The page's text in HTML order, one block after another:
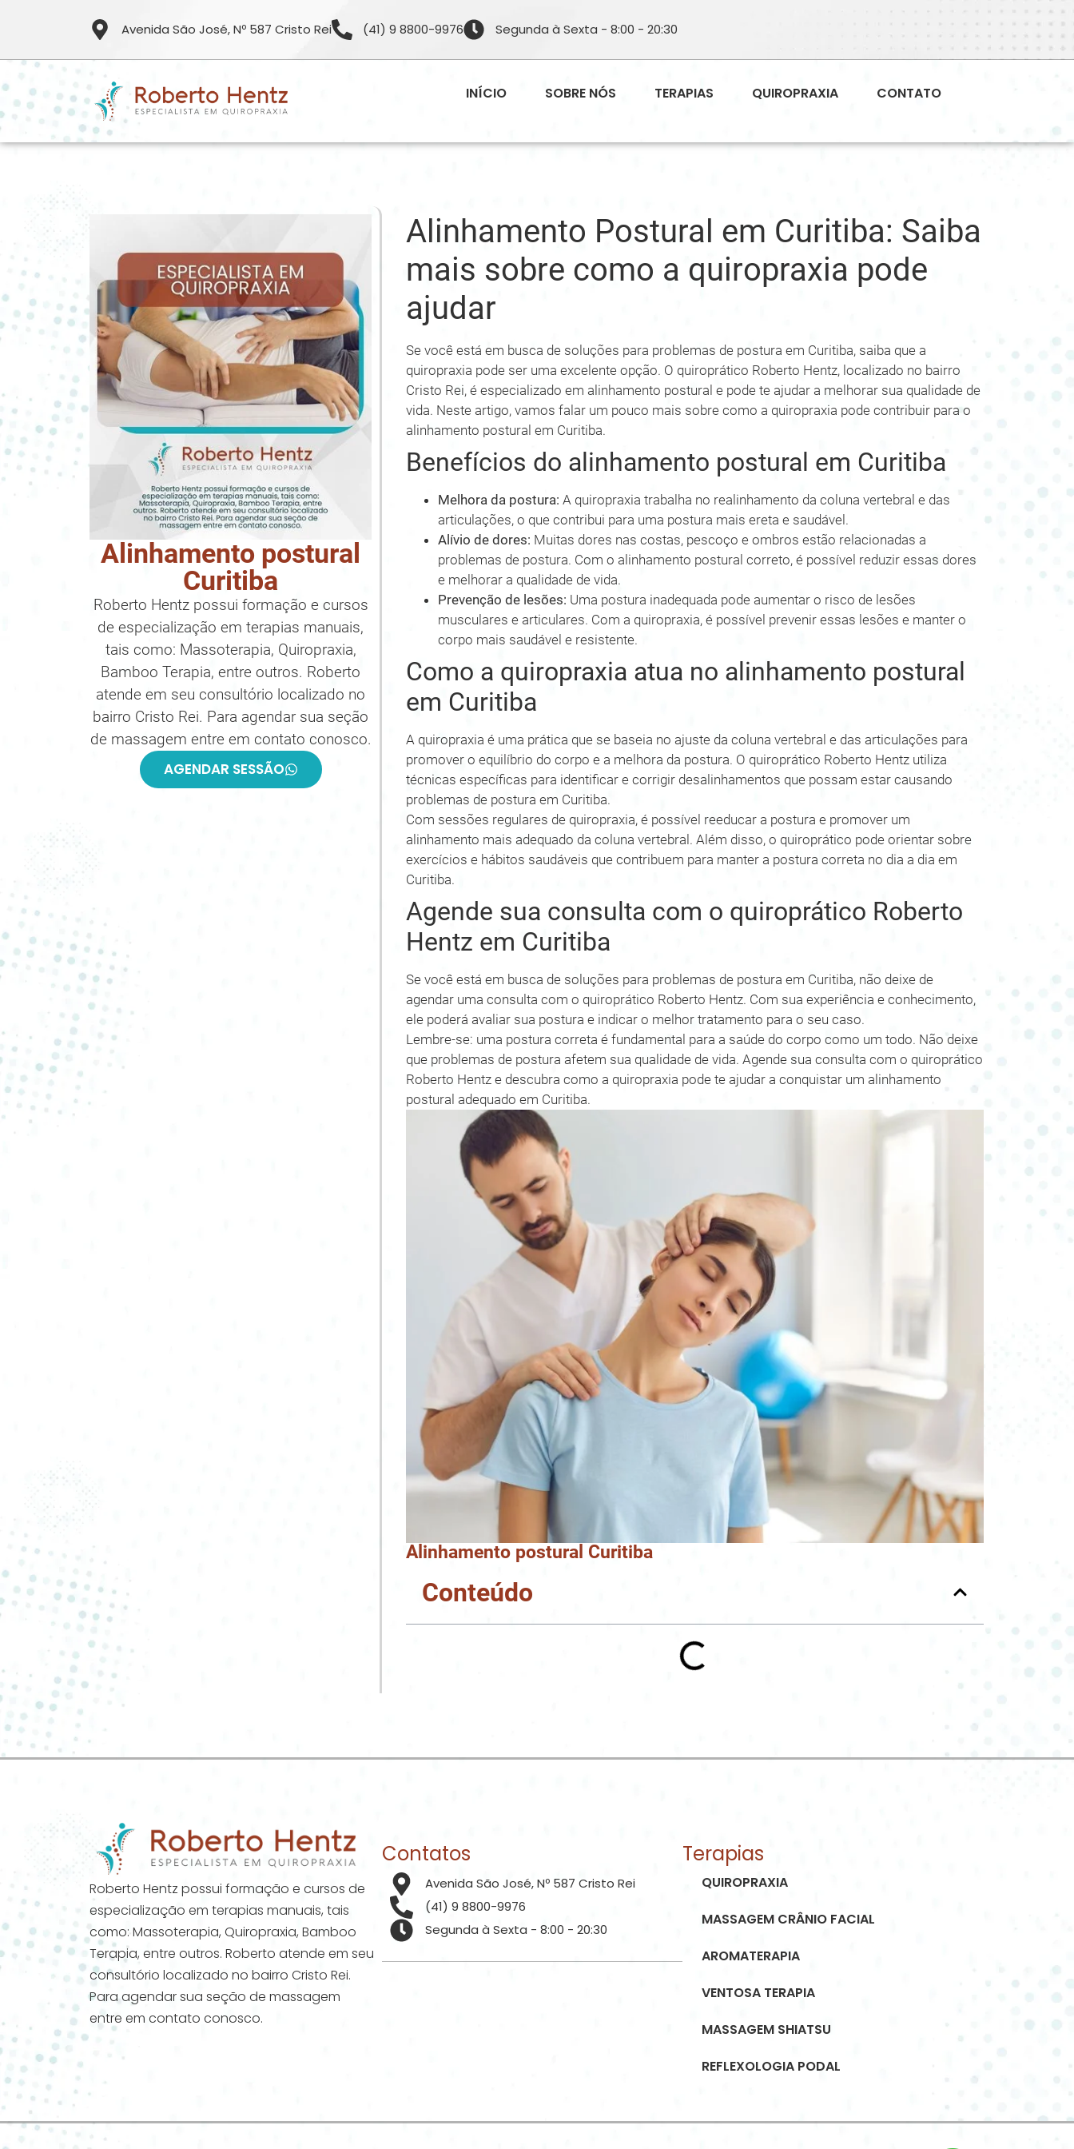
Avenida São José, Nº 587 Cristo Rei (41) 9 8800-9976 Segunda à Sexta - 8:00 - 20:30
INÍCIO SOBRE NÓS TERAPIAS QUIROPRAXIA CONTATO
Alinhamento postural
Curitiba
Roberto Hentz possui formação e cursos
de especialização em terapias manuais,
tais como: Massoterapia, Quiropraxia,
Bamboo Terapia, entre outros. Roberto
atende em seu consultório localizado no
bairro Cristo Rei. Para agendar sua seção
de massagem entre em contato conosco.
AGENDAR SESSÃO
Alinhamento Postural em Curitiba: Saiba
mais sobre como a quiropraxia pode
ajudar
Se você está em busca de soluções para problemas de postura em Curitiba, saiba que a
quiropraxia pode ser uma excelente opção. O quiroprático Roberto Hentz, localizado no bairro
Cristo Rei, é especializado em alinhamento postural e pode te ajudar a melhorar sua qualidade de
vida. Neste artigo, vamos falar um pouco mais sobre como a quiropraxia pode contribuir para o
alinhamento postural em Curitiba.
Benefícios do alinhamento postural em Curitiba
Melhora da postura: A quiropraxia trabalha no realinhamento da coluna vertebral e das
articulações, o que contribui para uma postura mais ereta e saudável.
Alívio de dores: Muitas dores nas costas, pescoço e ombros estão relacionadas a
problemas de postura. Com o alinhamento postural correto, é possível reduzir essas dores
e melhorar a qualidade de vida.
Prevenção de lesões: Uma postura inadequada pode aumentar o risco de lesões
musculares e articulares. Com a quiropraxia, é possível prevenir essas lesões e manter o
corpo mais saudável e resistente.
Como a quiropraxia atua no alinhamento postural
em Curitiba
A quiropraxia é uma prática que se baseia no ajuste da coluna vertebral e das articulações para
promover o equilíbrio do corpo e a melhora da postura. O quiroprático Roberto Hentz utiliza
técnicas específicas para identificar e corrigir desalinhamentos que possam estar causando
problemas de postura em Curitiba.
Com sessões regulares de quiropraxia, é possível reeducar a postura e promover um
alinhamento mais adequado da coluna vertebral. Além disso, o quiroprático pode orientar sobre
exercícios e hábitos saudáveis que contribuem para manter a postura correta no dia a dia em
Curitiba.
Agende sua consulta com o quiroprático Roberto
Hentz em Curitiba
Se você está em busca de soluções para problemas de postura em Curitiba, não deixe de
agendar uma consulta com o quiroprático Roberto Hentz. Com sua experiência e conhecimento,
ele poderá avaliar sua postura e indicar o melhor tratamento para o seu caso.
Lembre-se: uma postura correta é fundamental para a saúde do corpo como um todo. Não deixe
que problemas de postura afetem sua qualidade de vida. Agende sua consulta com o quiroprático
Roberto Hentz e descubra como a quiropraxia pode te ajudar a conquistar um alinhamento
postural adequado em Curitiba.
Alinhamento postural Curitiba
Conteúdo
Roberto Hentz possui formação e cursos de
especialização em terapias manuais, tais
como: Massoterapia, Quiropraxia, Bamboo
Terapia, entre outros. Roberto atende em seu
consultório localizado no bairro Cristo Rei.
Para agendar sua seção de massagem
entre em contato conosco.
Contatos
Avenida São José, Nº 587 Cristo Rei
(41) 9 8800-9976
Segunda à Sexta - 8:00 - 20:30
Terapias
QUIROPRAXIA
MASSAGEM CRÂNIO FACIAL
AROMATERAPIA
VENTOSA TERAPIA
MASSAGEM SHIATSU
REFLEXOLOGIA PODAL